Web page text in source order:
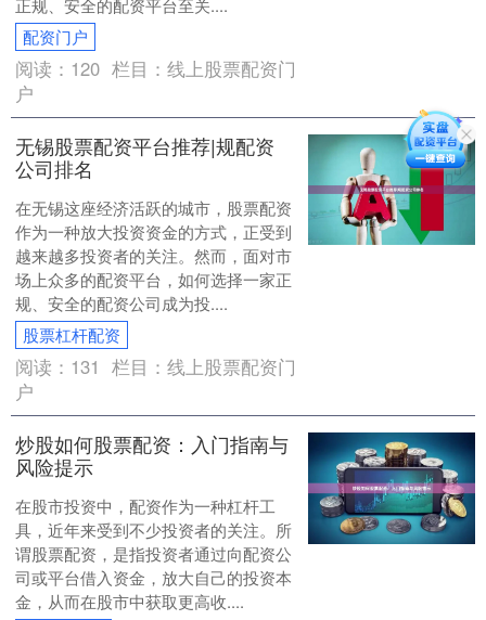
正规、安全的配资平台至关....
配资门户
阅读： 120 栏目：线上股票配资门
户
无锡股票配资平台推荐|规配资
公司排名
在无锡这座经济活跃的城市，股票配资
作为一种放大投资资金的方式，正受到
越来越多投资者的关注。然而，面对市
场上众多的配资平台，如何选择一家正
规、安全的配资公司成为投....
股票杠杆配资
阅读： 131 栏目：线上股票配资门
户
炒股如何股票配资：入门指南与
风险提示
在股市投资中，配资作为一种杠杆工
具，近年来受到不少投资者的关注。所
谓股票配资，是指投资者通过向配资公
司或平台借入资金，放大自己的投资本
金，从而在股市中获取更高收....